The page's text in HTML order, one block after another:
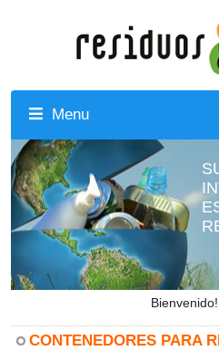
Menu
Bienvenido!
CONTENEDORES PARA